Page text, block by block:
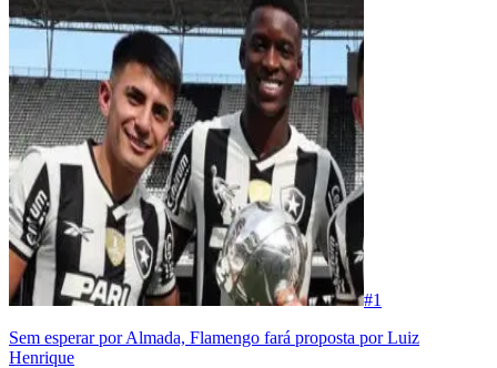
#1
Sem esperar por Almada, Flamengo fará proposta por Luiz
Henrique